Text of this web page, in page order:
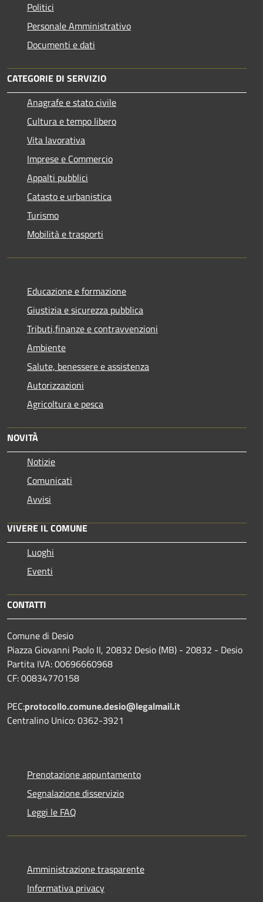
Politici
Personale Amministrativo
Documenti e dati
CATEGORIE DI SERVIZIO
Anagrafe e stato civile
Cultura e tempo libero
Vita lavorativa
Imprese e Commercio
Appalti pubblici
Catasto e urbanistica
Turismo
Mobilità e trasporti
Educazione e formazione
Giustizia e sicurezza pubblica
Tributi,finanze e contravvenzioni
Ambiente
Salute, benessere e assistenza
Autorizzazioni
Agricoltura e pesca
NOVITÀ
Notizie
Comunicati
Avvisi
VIVERE IL COMUNE
Luoghi
Eventi
CONTATTI
Comune di Desio
Piazza Giovanni Paolo II, 20832 Desio (MB) - 20832 - Desio
Partita IVA: 00696660968
CF: 00834770158
PEC:protocollo.comune.desio@legalmail.it
Centralino Unico: 0362-3921
Prenotazione appuntamento
Segnalazione disservizio
Leggi le FAQ
Amministrazione trasparente
Informativa privacy